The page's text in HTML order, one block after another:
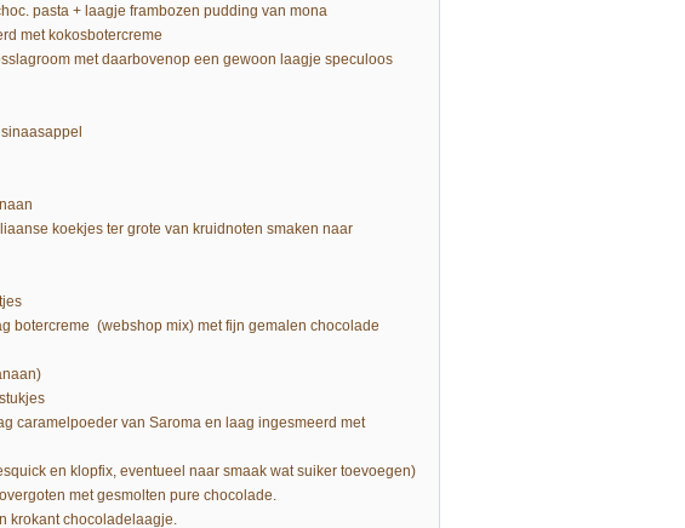
pasta + laagje frambozen pudding van mona
met kokosbotercreme
met daarbovenop een gewoon laagje speculoos
koekjes ter grote van kruidnoten smaken naar
botercreme (webshop mix) met fijn gemalen chocolade
caramelpoeder van Saroma en laag ingesmeerd met
en klopfix, eventueel naar smaak wat suiker toevoegen)
met gesmolten pure chocolade.
krokant chocoladelaagje.